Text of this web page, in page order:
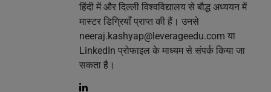
हिंदी में और दिल्ली विश्वविद्यालय से बौद्ध अध्ययन में
मास्टर डिग्रियाँ प्राप्त की हैं। उनसे
neeraj.kashyap@leverageedu.com या
LinkedIn प्रोफाइल के माध्यम से संपर्क किया जा
सकता है।